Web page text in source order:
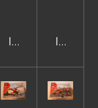
In In